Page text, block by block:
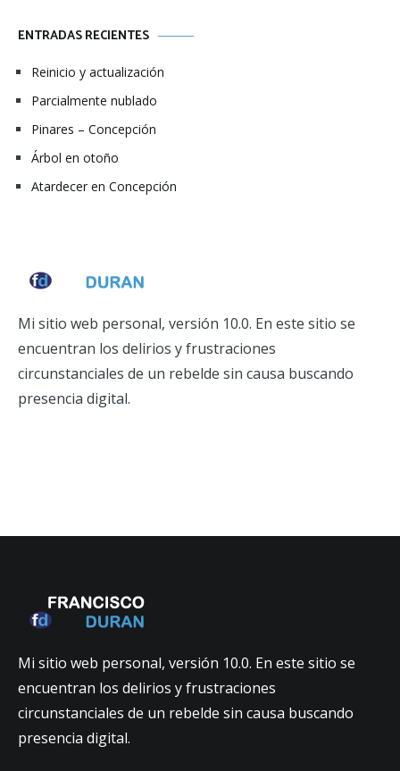
ENTRADAS RECIENTES
Reinicio y actualización
Parcialmente nublado
Pinares – Concepción
Árbol en otoño
Atardecer en Concepción
Mi sitio web personal, versión 10.0. En este sitio se
encuentran los delirios y frustraciones
circunstanciales de un rebelde sin causa buscando
presencia digital.
Mi sitio web personal, versión 10.0. En este sitio se
encuentran los delirios y frustraciones
circunstanciales de un rebelde sin causa buscando
presencia digital.